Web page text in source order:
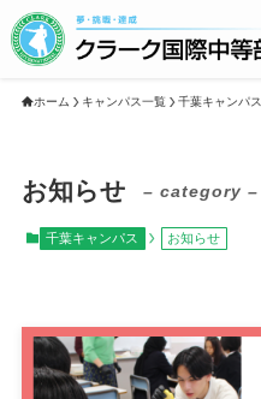
ホーム キャンパス一覧 千葉キャンパス
お知らせ – category –
千葉キャンパス お知らせ